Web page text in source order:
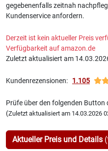
gegebenenfalls zeitnah
Kundenservice anfordern.
Derzeit ist kein aktueller Preis
Verfügbarkeit auf amazon.de
Zuletzt aktualisiert am
Kundenrezensionen: 1.105
Prüfe über den folgenden
(Zuletzt aktualisiert am 14.03.2026
Aktueller Preis und Details